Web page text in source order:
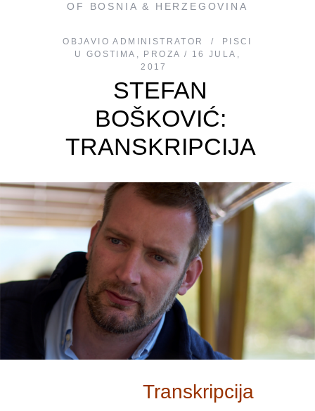
OF BOSNIA & HERZEGOVINA
OBJAVIO ADMINISTRATOR
PISCI
U GOSTIMA , PROZA
16 JULA,
2017
STEFAN
BOŠKOVIĆ:
TRANSKRIPCIJA
Transkripcija